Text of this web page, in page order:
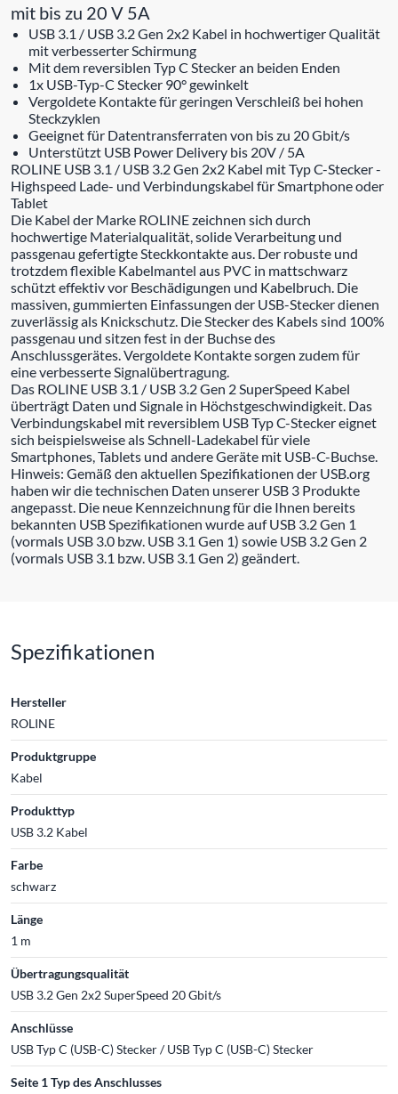
mit bis zu 20 V 5A
USB 3.1 / USB 3.2 Gen 2x2 Kabel in hochwertiger Qualität
mit verbesserter Schirmung
Mit dem reversiblen Typ C Stecker an beiden Enden
1x USB-Typ-C Stecker 90° gewinkelt
Vergoldete Kontakte für geringen Verschleiß bei hohen
Steckzyklen
Geeignet für Datentransferraten von bis zu 20 Gbit/s
Unterstützt USB Power Delivery bis 20V / 5A
ROLINE USB 3.1 / USB 3.2 Gen 2x2 Kabel mit Typ C-Stecker -
Highspeed Lade- und Verbindungskabel für Smartphone oder
Tablet
Die Kabel der Marke ROLINE zeichnen sich durch
hochwertige Materialqualität, solide Verarbeitung und
passgenau gefertigte Steckkontakte aus. Der robuste und
trotzdem flexible Kabelmantel aus PVC in mattschwarz
schützt effektiv vor Beschädigungen und Kabelbruch. Die
massiven, gummierten Einfassungen der USB-Stecker dienen
zuverlässig als Knickschutz. Die Stecker des Kabels sind 100%
passgenau und sitzen fest in der Buchse des
Anschlussgerätes. Vergoldete Kontakte sorgen zudem für
eine verbesserte Signalübertragung.
Das ROLINE USB 3.1 / USB 3.2 Gen 2 SuperSpeed Kabel
überträgt Daten und Signale in Höchstgeschwindigkeit. Das
Verbindungskabel mit reversiblem USB Typ C-Stecker eignet
sich beispielsweise als Schnell-Ladekabel für viele
Smartphones, Tablets und andere Geräte mit USB-C-Buchse.
Hinweis: Gemäß den aktuellen Spezifikationen der USB.org
haben wir die technischen Daten unserer USB 3 Produkte
angepasst. Die neue Kennzeichnung für die Ihnen bereits
bekannten USB Spezifikationen wurde auf USB 3.2 Gen 1
(vormals USB 3.0 bzw. USB 3.1 Gen 1) sowie USB 3.2 Gen 2
(vormals USB 3.1 bzw. USB 3.1 Gen 2) geändert.
Spezifikationen
Hersteller
ROLINE
Produktgruppe
Kabel
Produkttyp
USB 3.2 Kabel
Farbe
schwarz
Länge
1 m
Übertragungsqualität
USB 3.2 Gen 2x2 SuperSpeed 20 Gbit/s
Anschlüsse
USB Typ C (USB-C) Stecker / USB Typ C (USB-C) Stecker
Seite 1 Typ des Anschlusses